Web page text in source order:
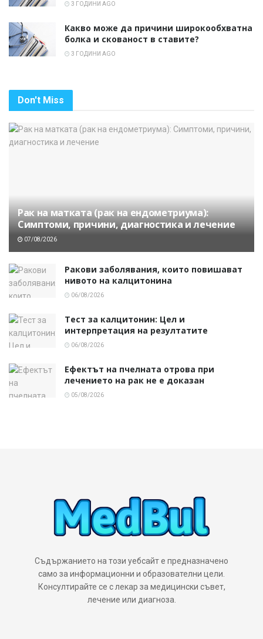
3 ГОДИНИ AGO
Какво може да причини широкообхватна
болка и скованост в ставите?
3 ГОДИНИ AGO
Don't Miss
Рак на матката (рак на ендометриума):
Симптоми, причини, диагностика и лечение
07/08/2026
Ракови заболявания, които повишават
нивото на калцитонина
06/08/2026
Тест за калцитонин: Цел и
интерпретация на резултатите
06/08/2026
Ефектът на пчелната отрова при
лечението на рак не е доказан
05/08/2026
Съдържанието на този уебсайт е предназначено
само за информационни и образователни цели.
Консултирайте се с лекар за медицински съвет,
лечение или диагноза.